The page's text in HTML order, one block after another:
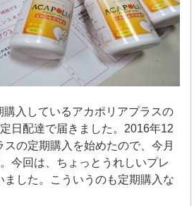
入しているアカポリアプラスの
日配達で届きました。2016年12
スの定期購入を始めたので、今月
今回は、ちょっとうれしいプレ
ました。こういうのも定期購入な